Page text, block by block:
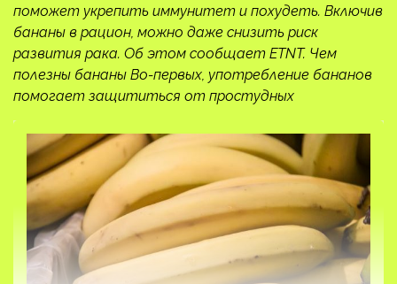
поможет укрепить иммунитет и похудеть. Включив
бананы в рацион, можно даже снизить риск
развития рака. Об этом сообщает ETNT. Чем
полезны бананы Во-первых, употребление бананов
помогает защититься от простудных